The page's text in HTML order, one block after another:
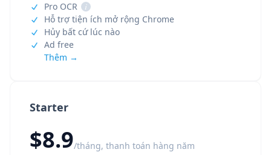
Starter
$8.9/tháng, thanh toán hàng năm
Pro OCR
i
Hỗ trợ tiện ích mở rộng Chrome
Hủy bất cứ lúc nào
Ad free
Thêm →